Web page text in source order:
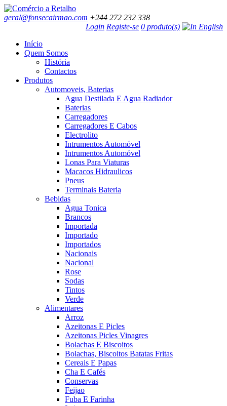
geral@fonsecairmao.com +244 272 232 338
Login Registe-se 0 produto(s)
Início
Quem Somos
História
Contactos
Produtos
Automoveis, Baterias
Agua Destilada E Agua Radiador
Baterias
Carregadores
Carregadores E Cabos
Electrolito
Intrumentos Automóvel
Intrumentos Automóvel
Lonas Para Viaturas
Macacos Hidraulicos
Pneus
Terminais Bateria
Bebidas
Agua Tonica
Brancos
Importada
Importado
Importados
Nacionais
Nacional
Rose
Sodas
Tintos
Verde
Alimentares
Arroz
Azeitonas E Picles
Azeitonas Picles Vinagres
Bolachas E Biscoitos
Bolachas, Biscoitos Batatas Fritas
Cereais E Papas
Cha E Cafés
Conservas
Feijao
Fuba E Farinha